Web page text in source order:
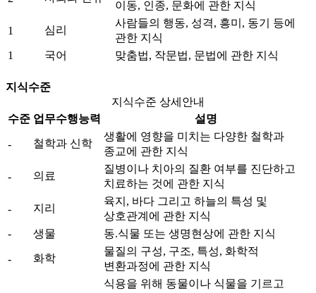
이동, 인종, 문화에 관한 지식
1 심리
사람들의 행동, 성격, 흥미, 동기 등에
관한 지식
1
국어 맞춤법, 작문법, 문법에 관한 지식
지식수준
지식수준 상세안내
수준 업무수행능력 설명
- 철학과 신학
생활에 영향을 미치는 다양한 철학과
종교에 관한 지식
- 의료
질병이나 치아의 질환 여부를 진단하고
치료하는 것에 관한 지식
- 지리
육지, 바다 그리고 하늘의 특성 및
상호관계에 관한 지식
-
생물 동.식물 또는 생명현상에 관한 지식
- 화학
물질의 구성, 구조, 특성, 화학적
변환과정에 관한 지식
식용을 위해 동물이나 식물을 기르고